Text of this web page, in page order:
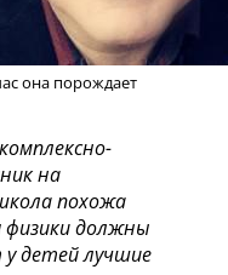
она порождает
на
похожа
физики должны
детей лучшие